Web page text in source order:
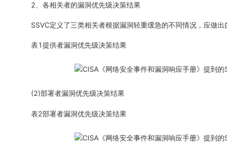
2、各相关者的漏洞优先级决策结果
SSVC定义了三类相关者根据漏洞轻重缓急的不同情况，应做
表1提供者漏洞优先级决策结果
(2)部署者漏洞优先级决策结果
表2部署者漏洞优先级决策结果